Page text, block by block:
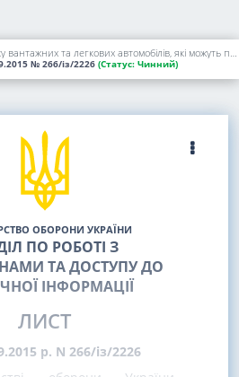
Щодо переліку вантажних та легкових автомобілів, які можуть призначатися для задоволення потреб військових формувань на особливий період
№ 266/із/2226 (Статус: Чинний)
ОБОРОНИ УКРАЇНИ
ПО РОБОТІ З
ТА ДОСТУПУ ДО
ІНФОРМАЦІЇ
ЛИСТ
р. N 266/із/2226